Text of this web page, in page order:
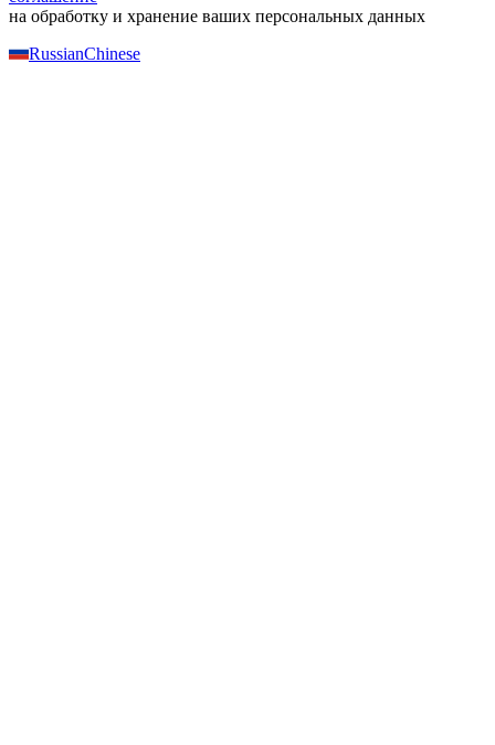
на обработку и хранение ваших персональных данных
RussianChinese